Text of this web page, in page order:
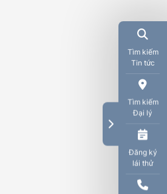
Tìm kiếm
Tin tức
Tìm kiếm
Đại lý
Đăng ký
lái thử